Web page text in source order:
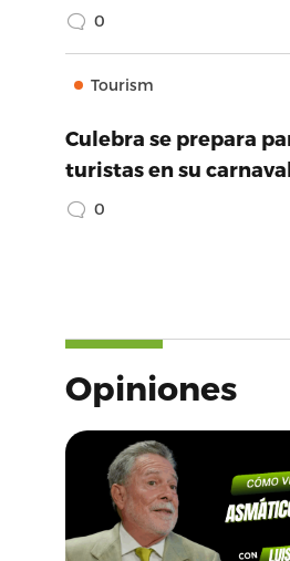
0
Tourism
Culebra se prepara
turistas en su
0
Opiniones